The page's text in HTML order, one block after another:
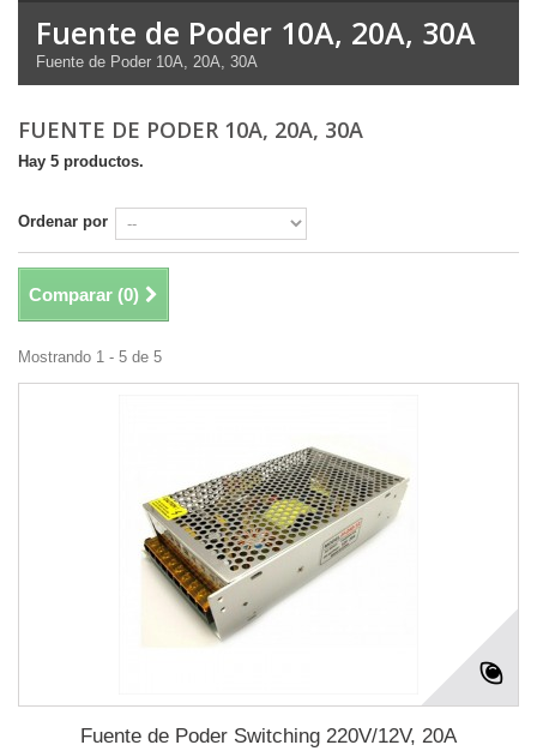
Fuente de Poder 10A, 20A, 30A
Fuente de Poder 10A, 20A, 30A
FUENTE DE PODER 10A, 20A, 30A
Hay 5 productos.
Ordenar por
Comparar (0)
Mostrando 1 - 5 de 5
Fuente de Poder Switching 220V/12V, 20A